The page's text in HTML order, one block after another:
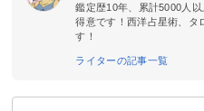
鑑定歴10年、累計5000人
得意です！西洋占星術、タ
す！
ライターの記事一覧